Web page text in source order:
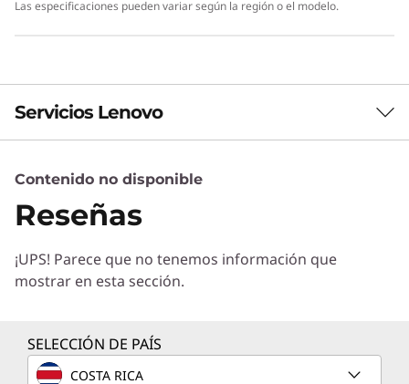
Las especificaciones pueden variar según la región o el modelo.
Servicios Lenovo
Servicios de Soluciones
Diseñe la mejor estrategia para su empresa.
correcta para sus exclusivas necesidades
empresariales.
Servicios de Implementación
Contenido no disponible
Reseñas
¡UPS! Parece que no tenemos información que
mostrar en esta sección.
SELECCIÓN DE PAÍS
COSTA RICA